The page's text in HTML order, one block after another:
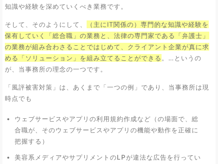
知識や経験を深めていくべき業務です。
そして、そのようにして、
（主にIT関係の）専門的な知識や経験を
保有していく「総合職」の業務と、法律の専門家である「弁護士」
の業務が組み合わさることではじめて、クライアント企業が真に求
める「ソリューション」を組み立てることができる。…というの
が、当事務所の理念の一つです。
「風評被害対策」は、あくまで「一つの例」であり、当事務所は現
時点でも
ウェブサービスやアプリの利用規約作成など（の場面で、総
合職が、そのウェブサービスやアプリの機能や動作を正確に
把握する）
美容系メディアやサプリメントのLPが違法な広告を行ってい